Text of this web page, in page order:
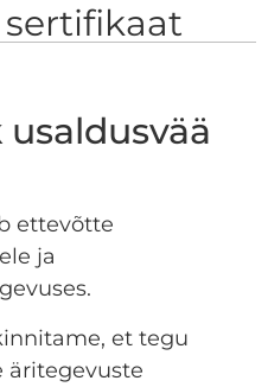
ettevõtte
ja
et tegu
äritegevuste